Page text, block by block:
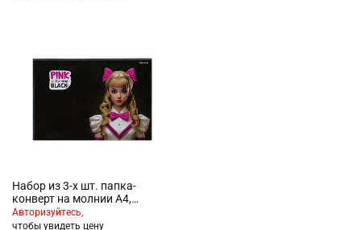
Набор из 3-х шт. папка-
конверт на молнии А4,
180мкм "Pink&Black"
Авторизуйтесь,
чтобы увидеть цену